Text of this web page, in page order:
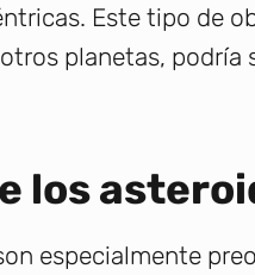
Este tipo de
planetas, podría
los
especialmente